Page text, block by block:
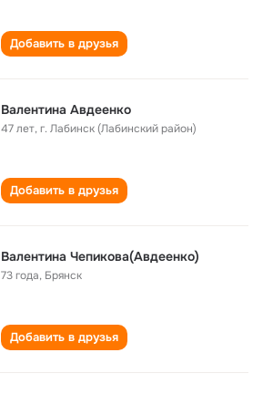
Добавить в друзья
Валентина Авдеенко
47 лет,г. Лабинск (Лабинский район)
Добавить в друзья
Валентина Чепикова(Авдеенко)
73 года, Брянск
Добавить в друзья